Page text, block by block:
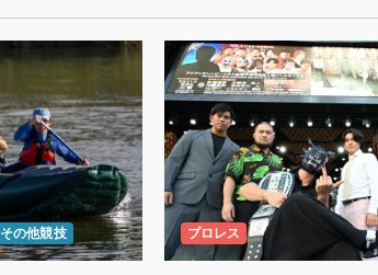
その他競技 プロレス